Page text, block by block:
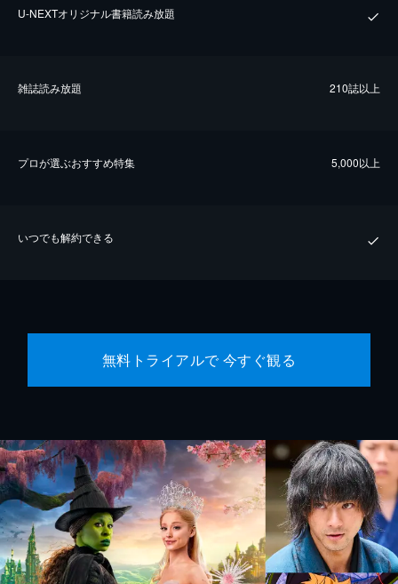
U-NEXTオリジナル書籍読み放題
雑誌読み放題 210誌以上
プロが選ぶおすすめ特集 5,000以上
いつでも解約できる
無料トライアルで 今すぐ観る